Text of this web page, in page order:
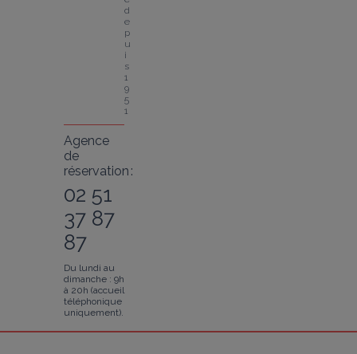
d
e
p
u
i
s
1
9
5
1
Agence
de
réservation :
02 51
37 87
87
Du lundi au
dimanche : 9h
à 20h (accueil
téléphonique
uniquement).